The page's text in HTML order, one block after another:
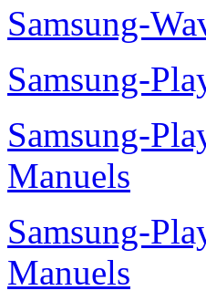
Samsung-
Samsung-
Samsung-
Manuels
Samsung-
Manuels